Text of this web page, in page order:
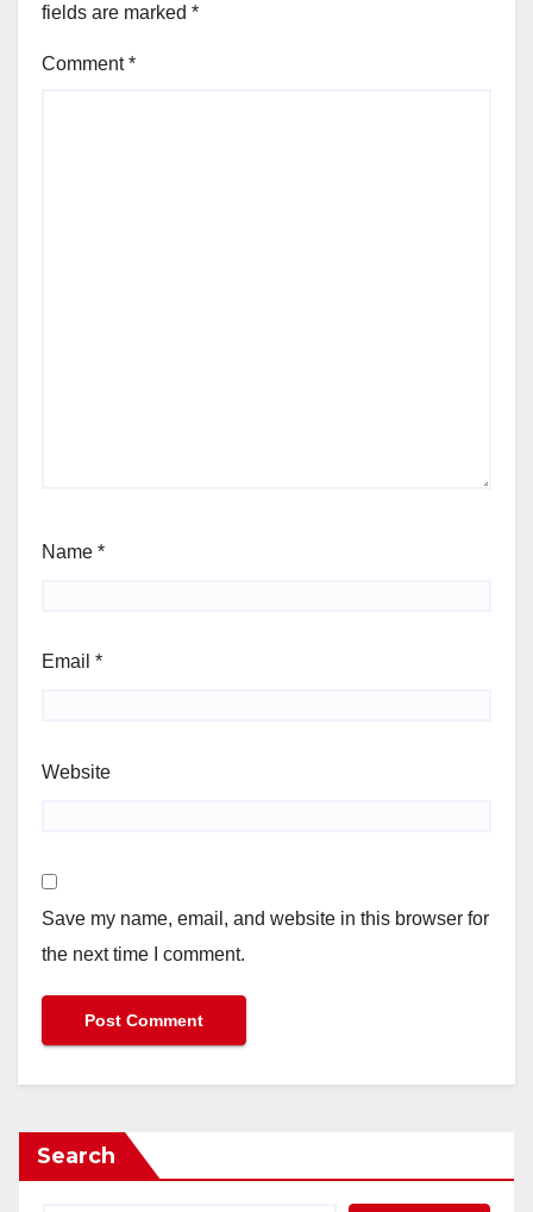
fields are marked *
Comment*
Name *
Email *
Website
Save my name, email, and website in this browser for
the next time I comment.
Search